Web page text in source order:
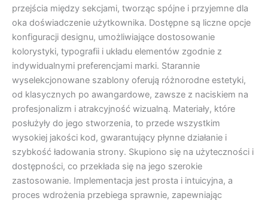
przejścia między sekcjami, tworząc spójne i przyjemne dla
oka doświadczenie użytkownika. Dostępne są liczne opcje
konfiguracji designu, umożliwiające dostosowanie
kolorystyki, typografii i układu elementów zgodnie z
indywidualnymi preferencjami marki. Starannie
wyselekcjonowane szablony oferują różnorodne estetyki,
od klasycznych po awangardowe, zawsze z naciskiem na
profesjonalizm i atrakcyjność wizualną. Materiały, które
posłużyły do jego stworzenia, to przede wszystkim
wysokiej jakości kod, gwarantujący płynne działanie i
szybkość ładowania strony. Skupiono się na użyteczności i
dostępności, co przekłada się na jego szerokie
zastosowanie. Implementacja jest prosta i intuicyjna, a
proces wdrożenia przebiega sprawnie, zapewniając